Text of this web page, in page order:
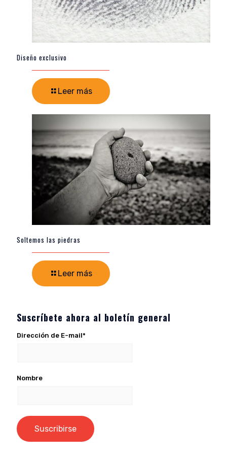
Diseño exclusivo
Leer más
Soltemos las piedras
Leer más
Suscríbete ahora al boletín general
Dirección de E-mail*
Nombre